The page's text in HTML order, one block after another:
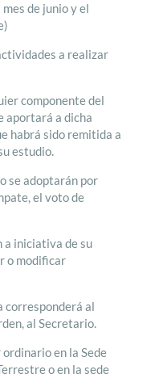
de junio y el
a realizar
componente del
aportará a dicha
habrá sido remitida a
estudio.
se adoptarán por
el voto de
a iniciativa de su
o modificar
corresponderá al
al Secretario.
en la Sede
o en la sede